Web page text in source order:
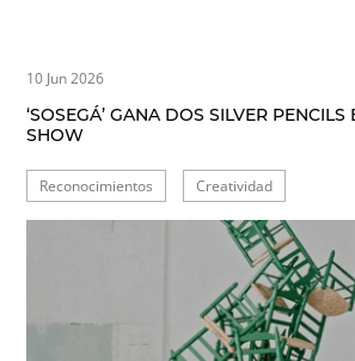
10 Jun 2026
‘SOSEGÁ’ GANA DOS SILVER PENCILS
SHOW
Reconocimientos Creatividad